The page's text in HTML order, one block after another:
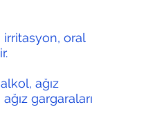
irritasyon, oral
ağız
gargaraları